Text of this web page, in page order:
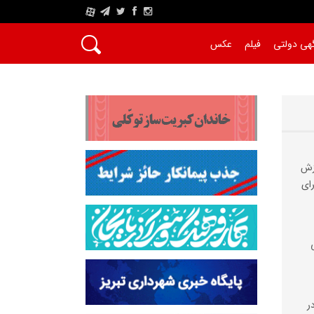
A
دولتی فیلم عکس